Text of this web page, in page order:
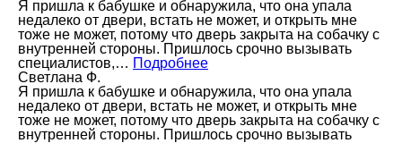
Я пришла к бабушке и обнаружила, что она упала
недалеко от двери, встать не может, и открыть мне
тоже не может, потому что дверь закрыта на собачку с
внутренней стороны. Пришлось срочно вызывать
специалистов,… Подробнее
Светлана Ф.
Я пришла к бабушке и обнаружила, что она упала
недалеко от двери, встать не может, и открыть мне
тоже не может, потому что дверь закрыта на собачку с
внутренней стороны. Пришлось срочно вызывать